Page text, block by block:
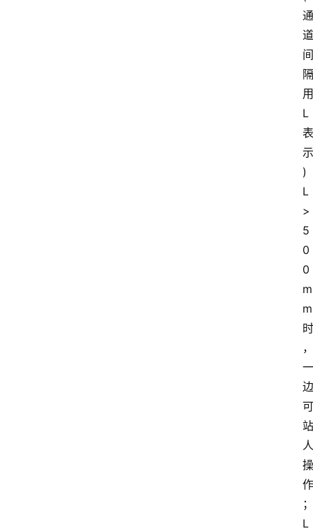
通
道
间
隔
用
L
表
示
)
L
>
5
0
0
m
m
时
，
一
边
可
站
人
操
作
；
L